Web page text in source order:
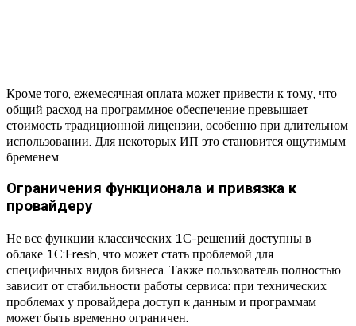
Кроме того, ежемесячная оплата может привести к тому, что
общий расход на программное обеспечение превышает
стоимость традиционной лицензии, особенно при длительном
использовании. Для некоторых ИП это становится ощутимым
бременем.
Ограничения функционала и привязка к
провайдеру
Не все функции классических 1С-решений доступны в
облаке 1С:Fresh, что может стать проблемой для
специфичных видов бизнеса. Также пользователь полностью
зависит от стабильности работы сервиса: при технических
проблемах у провайдера доступ к данным и программам
может быть временно ограничен.